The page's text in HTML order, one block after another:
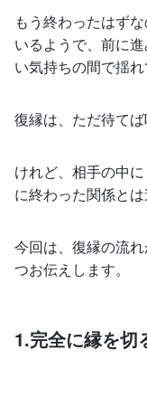
もう終わったはず
いるようで、前に
い気持ちの間で揺れ
復縁は、ただ待てば
けれど、相手の中
に終わった関係と
今回は、復縁の流
つお伝えします。
1.完全に縁を切